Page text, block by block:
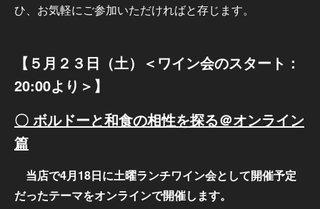
ひ、お気軽にご参加いただければと存じます。
【５月２３日（土）＜ワイン会のスタート：
20:00より＞】
〇 ボルドーと和食の相性を探る＠オンライン
篇
当店で4月18日に土曜ランチワイン会として開催予定
だったテーマをオンラインで開催します。